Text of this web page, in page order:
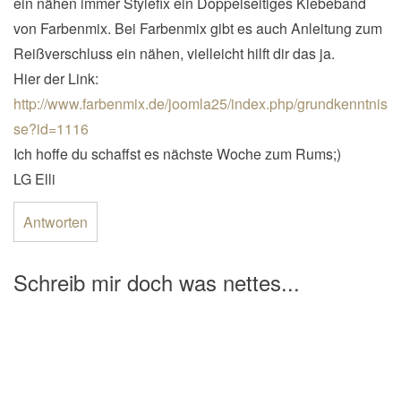
von Farbenmix. Bei Farbenmix gibt es auch Anleitung zum
Reißverschluss ein nähen, vielleicht hilft dir das ja.
Hier der Link:
http://www.farbenmix.de/joomla25/index.php/grundkenntnis
se?id=1116
Ich hoffe du schaffst es nächste Woche zum Rums;)
LG Elli
Antworten
Schreib mir doch was nettes...